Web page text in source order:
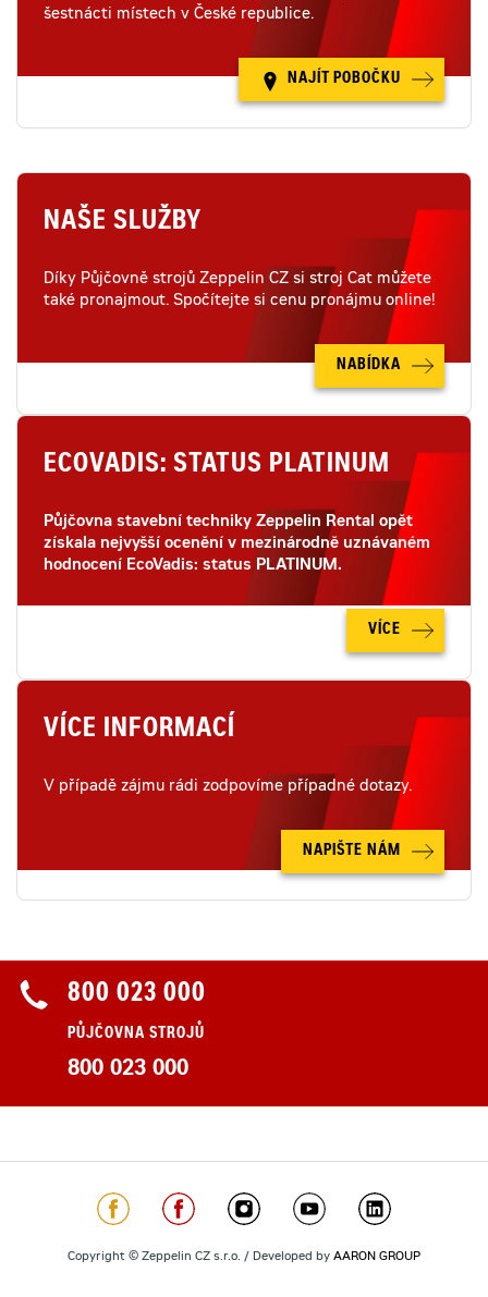
šestnácti místech v České republice.
NAJÍT POBOČKU
NAŠE SLUŽBY
Díky Půjčovně strojů Zeppelin CZ si stroj Cat můžete
také pronajmout. Spočítejte si cenu pronájmu online!
NABÍDKA
ECOVADIS: STATUS PLATINUM
Půjčovna stavební techniky Zeppelin Rental opět
získala nejvyšší ocenění v mezinárodně uznávaném
hodnocení EcoVadis: status PLATINUM.
VÍCE
VÍCE INFORMACÍ
V případě zájmu rádi zodpovíme případné dotazy.
NAPIŠTE NÁM
800 023 000
PŮJČOVNA STROJŮ
800 023 000
Copyright © Zeppelin CZ s.r.o. / Developed by AARON GROUP